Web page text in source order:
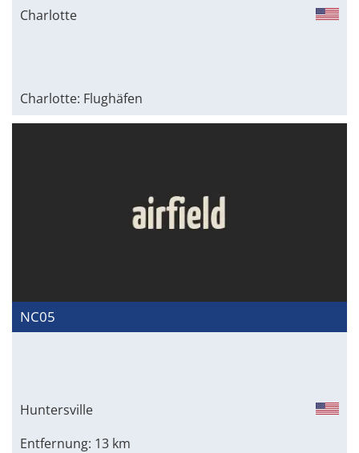
Charlotte
Charlotte: Flughäfen
NC05
Huntersville
Entfernung: 13 km